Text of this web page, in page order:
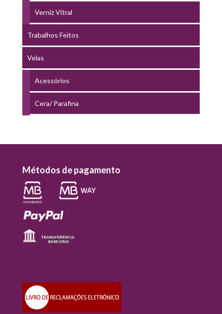
Verniz Vitral
Trabalhos Feitos
Velas
Acessórios
Cera/ Parafina
Métodos de pagamento